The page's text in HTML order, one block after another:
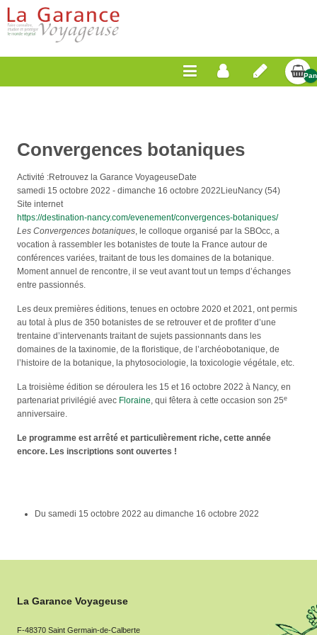
Convergences botaniques
Activité :Retrouvez la Garance Voyageuse Date
samedi 15 octobre 2022 - dimanche 16 octobre 2022 Lieu Nancy (54)
Site internet
https://destination-nancy.com/evenement/convergences-botaniques/
Les Convergences botaniques, le colloque organisé par la SBOcc, a
vocation à rassembler les botanistes de toute la France autour de
conférences variées, traitant de tous les domaines de la botanique.
Moment annuel de rencontre, il se veut avant tout un temps d’échanges
entre passionnés.
Les deux premières éditions, tenues en octobre 2020 et 2021, ont permis
au total à plus de 350 botanistes de se retrouver et de profiter d’une
trentaine d’intervenants traitant de sujets passionnants dans les
domaines de la taxinomie, de la floristique, de l’archéobotanique, de
l’histoire de la botanique, la phytosociologie, la toxicologie végétale, etc.
La troisième édition se déroulera les 15 et 16 octobre 2022 à Nancy, en
partenariat privilégié avec Floraine, qui fêtera à cette occasion son 25e
anniversaire.
Le programme est arrêté et particulièrement riche, cette année
encore. Les inscriptions sont ouvertes !
Du samedi 15 octobre 2022 au dimanche 16 octobre 2022
La Garance Voyageuse
F-48370 Saint Germain-de-Calberte